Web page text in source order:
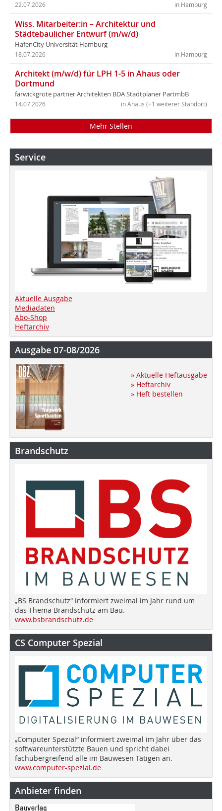
in Hamburg
22.07.2026
Wiss. Mitarbeiter:in – Architektur und
Städtebaulicher Entwurf (m/w/d)
HafenCity Universität Hamburg
in Hamburg
18.07.2026
Architekt (m/w/d) für LPH 1-5 in Ahaus oder
Dortmund
farwickgrote partner Architekten BDA Stadtplaner PartmbB
in Ahaus (+1 weiterer Standort)
14.07.2026
Mehr Stellen
Service
Aktuelle Ausgabe
Mediadaten
Abo-Shop
Heftarchiv
Ausgabe 07-08/2026
» Aktuelle Heftausgabe
» Heftarchiv
» Heft bestellen
Brandschutz
„BS Brandschutz“ informiert zweimal im Jahr rund um
das Thema Brandschutz am Bau.
www.bsbrandschutz.de
CS Computer Spezial
„Computer Spezial“ informiert zweimal im Jahr über das
softwareunterstützte Bauen und spricht dabei
fachübergreifend alle im Bauwesen Tätigen an.
www.computer-spezial.de
Anbieter finden